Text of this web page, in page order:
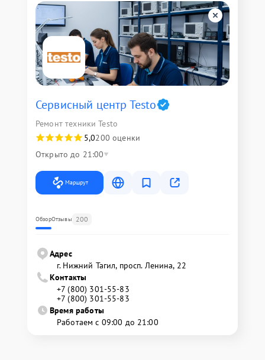
Сервисный центр Testo
Ремонт техники Testo
5,0200 оценки
Открыто до 21:00
Маршрут
ОбзорОтзывы 200
Адрес
г. Нижний Тагил, просп. Ленина, 22
Контакты
+7 (800) 301-55-83
+7 (800) 301-55-83
Время работы
Работаем с 09:00 до 21:00